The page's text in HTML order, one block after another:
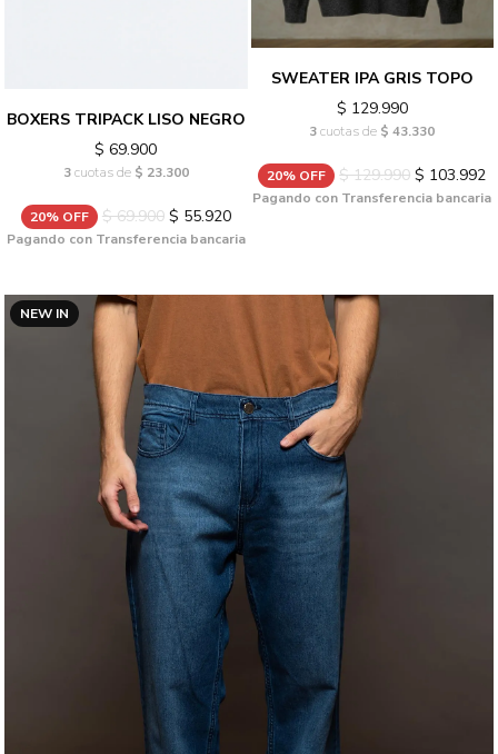
BOXERS TRIPACK LISO NEGRO
$ 69.900
3cuotas de $ 23.300
20% OFF $ 69.900$ 55.920
Pagando con Transferencia bancaria
SWEATER IPA GRIS TOPO
$ 129.990
3cuotas de $ 43.330
20% OFF $ 129.990 $ 103.992
Pagando con Transferencia bancaria
NEW IN